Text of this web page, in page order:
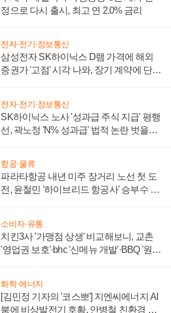
정으로 다시 출시, 최고 연 2.0% 금리
전자·전기·정보통신
삼성전자 SK하이닉스 D램 가격에 해외
증권가 '고점' 시각 나와, 장기 계약에 단점
전자·전기·정보통신
SK하이닉스 노사 '성과급 주식 지급' 평행
선, 곽노정 'N% 성과급' 법적 논란 벗을지
항공·물류
파라타항공 내년 미주 장거리 노선 첫 도
전, 윤철민 '하이브리드 항공사' 승부수 통
소비자·유통
치킨3사 '가맹점 상생' 비교해보니, 교촌
'영업권 보호'·bhc '신메뉴 개발'·BBQ '원가
화학·에너지
[김민정 기자의 '코스뽀'] 지엔씨에너지 AI
붐에 비상발전기 호황, 안병철 친환경 에